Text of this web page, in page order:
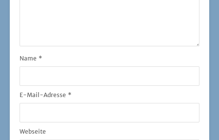
Name *
E-Mail-Adresse *
Webseite